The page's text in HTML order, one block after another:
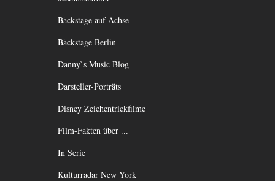
Bäckstage auf Achse
Bäckstage Berlin
Danny`s Music Blog
Darsteller-Porträts
Disney Zeichentrickfilme
Film-Fakten über ...
In Serie
Kulturradar New York